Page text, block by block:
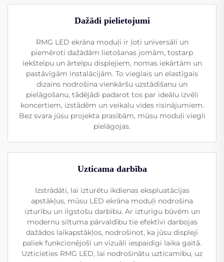
Dažādi pielietojumi
RMG LED ekrāna moduļi ir ļoti universāli un
piemēroti dažādām lietošanas jomām, tostarp
iekštelpu un ārtelpu displejiem, nomas iekārtām un
pastāvīgām instalācijām. To vieglais un elastīgais
dizains nodrošina vienkāršu uzstādīšanu un
pielāgošanu, tādējādi padarot tos par ideālu izvēli
koncertiem, izstādēm un veikalu vides risinājumiem.
Bez svara jūsu projekta prasībām, mūsu moduļi viegli
pielāgojas.
Uzticama darbība
Izstrādāti, lai izturētu ikdienas ekspluatācijas
apstākļus, mūsu LED ekrāna moduļi nodrošina
izturību un ilgstošu darbību. Ar izturīgu būvēm un
modernu siltuma pārvaldību tie efektīvi darbojas
dažādos laikapstākļos, nodrošinot, ka jūsu displeji
paliek funkcionējoši un vizuāli iespaidīgi laika gaitā.
Uzticieties RMG LED, lai nodrošinātu uzticamību, uz